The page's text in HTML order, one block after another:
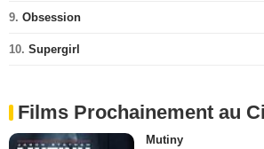
9. Obsession
10. Supergirl
Films Prochainement au
Mutiny